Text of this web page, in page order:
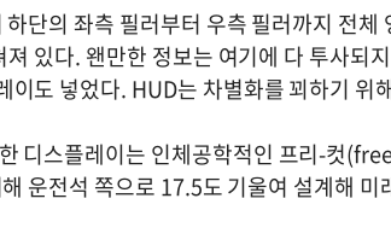
하단의 좌측 필러부터 우측 필러까지 전
져 있다. 왠만한 정보는 여기에 다 투사되
이도 넣었다. HUD는 차별화를 꾀하기 위
디스플레이는 인체공학적인 프리-컷
운전석 쪽으로 17.5도 기울여 설계해